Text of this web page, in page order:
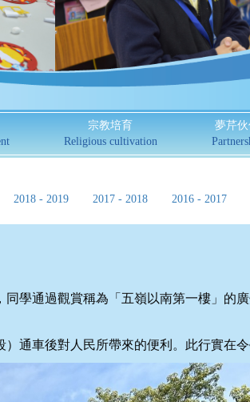
宗教培育
Religious cultivation
夢芹
2018 - 2019 2017 - 2018 2016 - 2017
學通過觀賞稱為「五嶺以南第一樓」的
通車後對人民所帶來的便利。此行實在令